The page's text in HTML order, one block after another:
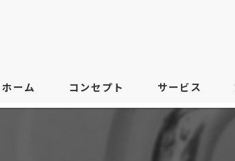
ホーム コンセプト サービス